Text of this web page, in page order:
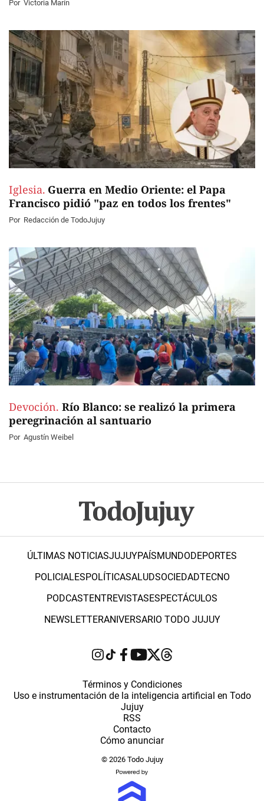
Por Victoria Marín
Iglesia. Guerra en Medio Oriente: el Papa
Francisco pidió "paz en todos los frentes"
Por Redacción de TodoJujuy
Devoción. Río Blanco: se realizó la primera
peregrinación al santuario
Por Agustín Weibel
ÚLTIMAS NOTICIASJUJUYPAÍSMUNDODEPORTES
POLICIALESPOLÍTICASALUDSOCIEDADTECNO
PODCASTENTREVISTASESPECTÁCULOS
NEWSLETTERANIVERSARIO TODO JUJUY
Términos y Condiciones
Uso e instrumentación de la inteligencia artificial en Todo
Jujuy
RSS
Contacto
Cómo anunciar
© 2026 Todo Jujuy